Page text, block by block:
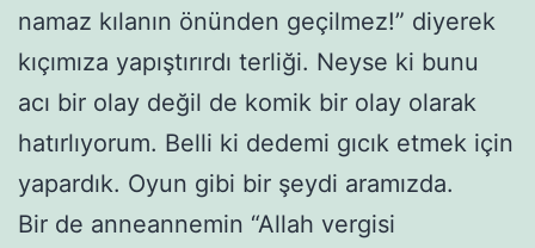
namaz kılanın önünden geçilmez!” diyerek
kıçımıza yapıştırırdı terliği. Neyse ki bunu
acı bir olay değil de komik bir olay olarak
hatırlıyorum. Belli ki dedemi gıcık etmek için
yapardık. Oyun gibi bir şeydi aramızda.
Bir de anneannemin “Allah vergisi